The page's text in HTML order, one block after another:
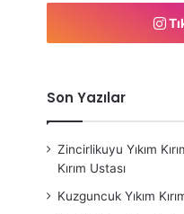
Son Yazılar
Zincirlikuyu Yıkım
Kırım Ustası
Kuzguncuk Yıkım